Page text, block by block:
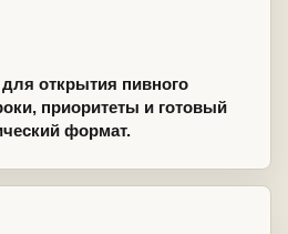
открытия пивного
приоритеты и готовый
формат.